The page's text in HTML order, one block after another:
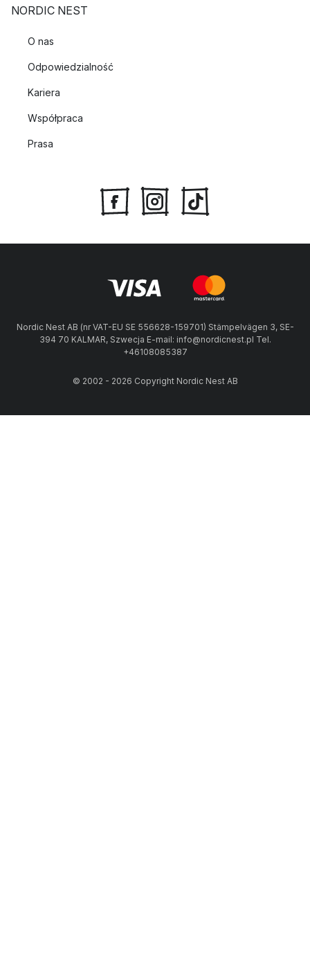
NORDIC NEST
O nas
Odpowiedzialność
Kariera
Współpraca
Prasa
Nordic Nest AB (nr VAT-EU SE 556628-159701) Stämpelvägen 3, SE-
394 70 KALMAR, Szwecja E-mail: info@nordicnest.pl Tel.
+46108085387
© 2002 - 2026 Copyright Nordic Nest AB